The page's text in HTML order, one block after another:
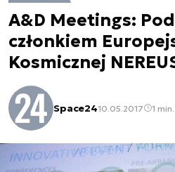
A&D Meetings:
członkiem
Kosmicznej
Space2410.05.2017 1 min.